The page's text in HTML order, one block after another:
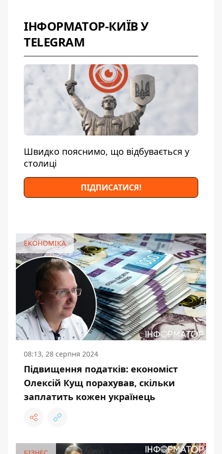
ІНФОРМАТОР-КИЇВ У
TELEGRAM
Швидко пояснимо, що відбувається у
столиці
ПІДПИСАТИСЯ!
ЕКОНОМІКА
08:13, 28 серпня 2024
Підвищення податків: економіст
Олексій Кущ порахував, скільки
заплатить кожен українець